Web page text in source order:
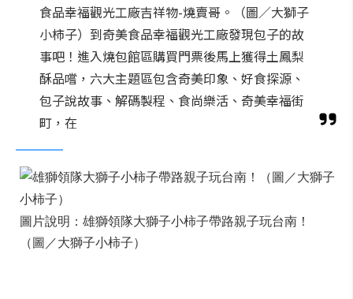
食品幸福觀光工廠吉祥物-燒賣哥。（圖／大獅子
小柿子）到奇美食品幸福觀光工廠發現包子的故
事吧！進入燒包館區購買門票後馬上獲得土鳳梨
酥品嚐，六大主題區包含奇美印象、好食探源、
包子說故事、解碼製程、食尚樂活、奇美幸福街
町，在
圖片說明：雄獅領隊大獅子小柿子帶路親子玩台南！
（圖／大獅子小柿子）